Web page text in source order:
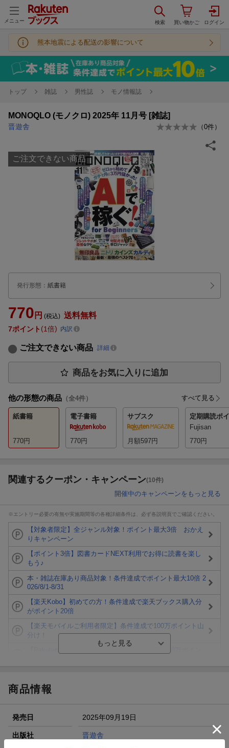
メニュー
熊本地震による配送の影響について
トップ 雑誌 男性誌 モノ情報誌
MONOQLO (モノクロ) 2025年 11月号 [雑誌]
晋遊舎 （0件）
ご注文できない商品
発行形態 ： 紙書籍
770 円 (税込) 送料無料
7ポイント 1倍 内訳
ご注文できない商品 詳細
商品をお気に入りに追加
他の形態の商品 （全4件） すべて見る
紙書籍
770円
電子書籍
770円
サブスク
月額597円
定期購読ポ
Fujisan
770円
関連するクーポン・キャンペーン(10件)
開催中のキャンペーンをもっと見る
※エントリー必要の有無や実施期間等の各種詳細条件は、必ず各説明頁でご確認ください。
【対象者限定】全ジャンル対象！ポイント最大3倍 おかえ
りキャンペーン
【ポイント3倍】図書カードNEXT利用でお得に読書を楽し
もう♪
本・雑誌在庫あり商品対象！条件達成でポイント最大10倍 2
026/8/1-8/31
【楽天Kobo】初めての方！条件達成で楽天ブックス購入分
がポイント20倍
【楽天モバイルご利用者限定】条件達成で100万ポイント山
分け！
が当たる！
条件達成で楽天限定・宝塚歌劇 宙組貸切公演ペアチケット
が当たる
商品情報
発売日 2025年09月19日
出版社 晋遊舎